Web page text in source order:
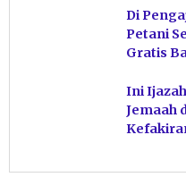
Di
Petani
Gratis
Ini
Jemaah